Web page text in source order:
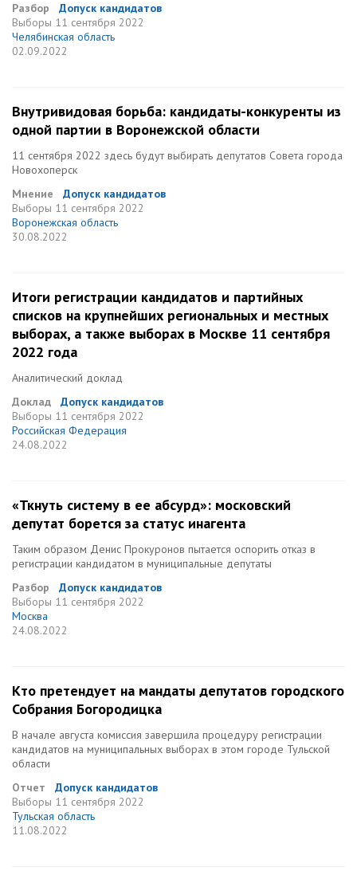
Разбор
Допуск кандидатов
Выборы 11 сентября 2022
Челябинская область
02.09.2022
Внутривидовая борьба: кандидаты-конкуренты из
одной партии в Воронежской области
11 сентября 2022 здесь будут выбирать депутатов Совета города
Новохоперск
Мнение
Допуск кандидатов
Выборы 11 сентября 2022
Воронежская область
30.08.2022
Итоги регистрации кандидатов и партийных
списков на крупнейших региональных и местных
выборах, а также выборах в Москве 11 сентября
2022 года
Аналитический доклад
Доклад
Допуск кандидатов
Выборы 11 сентября 2022
Российская Федерация
24.08.2022
«Ткнуть систему в ее абсурд»: московский
депутат борется за статус инагента
Таким образом Денис Прокуронов пытается оспорить отказ в
регистрации кандидатом в муниципальные депутаты
Разбор
Допуск кандидатов
Выборы 11 сентября 2022
Москва
24.08.2022
Кто претендует на мандаты депутатов городского
Собрания Богородицка
В начале августа комиссия завершила процедуру регистрации
кандидатов на муниципальных выборах в этом городе Тульской
области
Отчет
Допуск кандидатов
Выборы 11 сентября 2022
Тульская область
11.08.2022